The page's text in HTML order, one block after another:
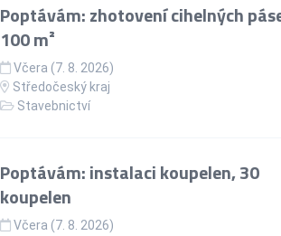
Poptávám: zhotovení cihelných
100 m²
Včera (7. 8. 2026)
Středočeský kraj
Stavebnictví
Poptávám: instalaci koupelen, 30
koupelen
Včera (7. 8. 2026)